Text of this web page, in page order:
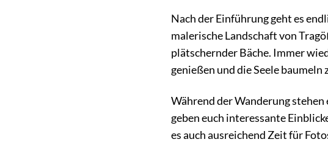
Nach der Einführung geht es
malerische Landschaft von
plätschernder Bäche. Immer
genießen und die Seele baumeln
Während der Wanderung
geben euch interessante
es auch ausreichend Zeit für